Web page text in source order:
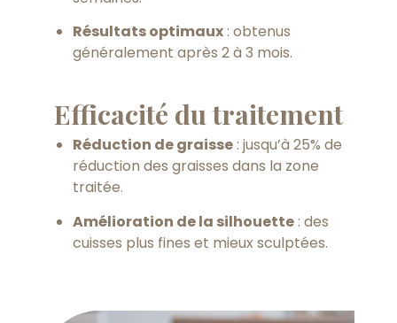
Résultats optimaux: obtenus
généralement après 2 à 3 mois.
Efficacité du traitement
Réduction de graisse: jusqu’à 25% de
réduction des graisses dans la zone
traitée.
Amélioration de la silhouette: des
cuisses plus fines et mieux sculptées.